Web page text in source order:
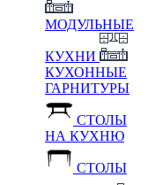
МОДУЛЬНЫЕ
КУХНИ
КУХОННЫЕ
ГАРНИТУРЫ
СТОЛЫ
НА КУХНЮ
СТОЛЫ